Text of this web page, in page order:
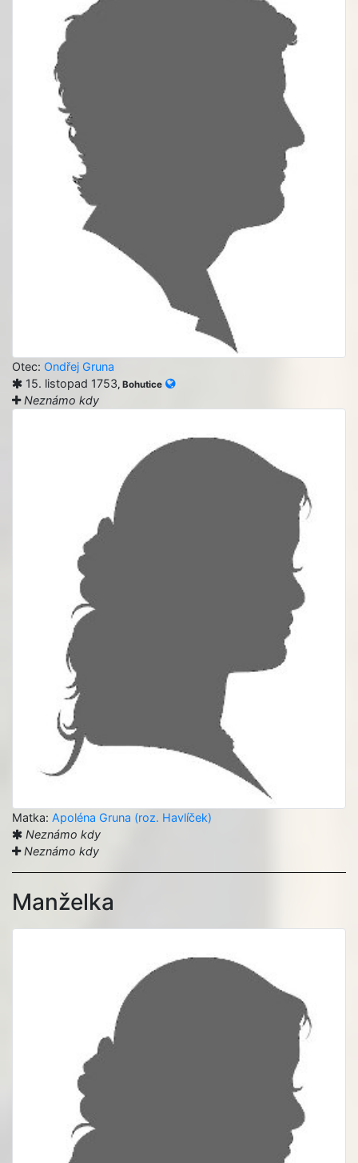
Otec: Ondřej Gruna
15. listopad 1753, Bohutice
Neznámo kdy
Matka: Apoléna Gruna (roz. Havlíček)
Neznámo kdy
Neznámo kdy
Manželka